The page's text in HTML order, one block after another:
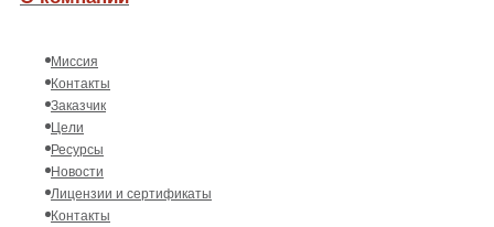
Миссия
Контакты
Заказчик
Цели
Ресурсы
Новости
Лицензии и сертификаты
Контакты